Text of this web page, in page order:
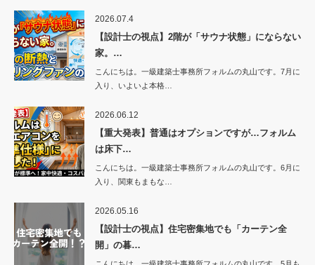
2026.07.4
【設計士の視点】2階が「サウナ状態」にならない
家。…
こんにちは。一級建築士事務所フォルムの丸山です。7月に
入り、いよいよ本格…
2026.06.12
【重大発表】普通はオプションですが…フォルム
は床下…
こんにちは。一級建築士事務所フォルムの丸山です。6月に
入り、関東もまもな…
2026.05.16
【設計士の視点】住宅密集地でも「カーテン全
開」の暮…